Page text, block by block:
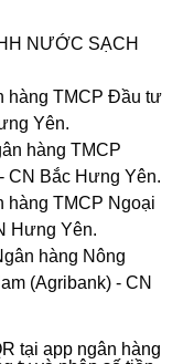
NƯỚC SẠCH
hàng TMCP Đầu tư
Yên.
hàng TMCP
CN Bắc Hưng Yên.
hàng TMCP Ngoại
Hưng Yên.
hàng Nông
(Agribank) - CN
tại app ngân hàng